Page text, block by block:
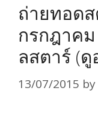
ถ่ายทอด
กรกฎาค
ลสตาร์ (
13/07/2015 by